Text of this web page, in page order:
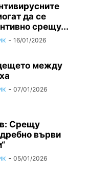
да се
срещу...
- 16/01/2026
между
- 07/01/2026
Срещу
върви
- 05/01/2026